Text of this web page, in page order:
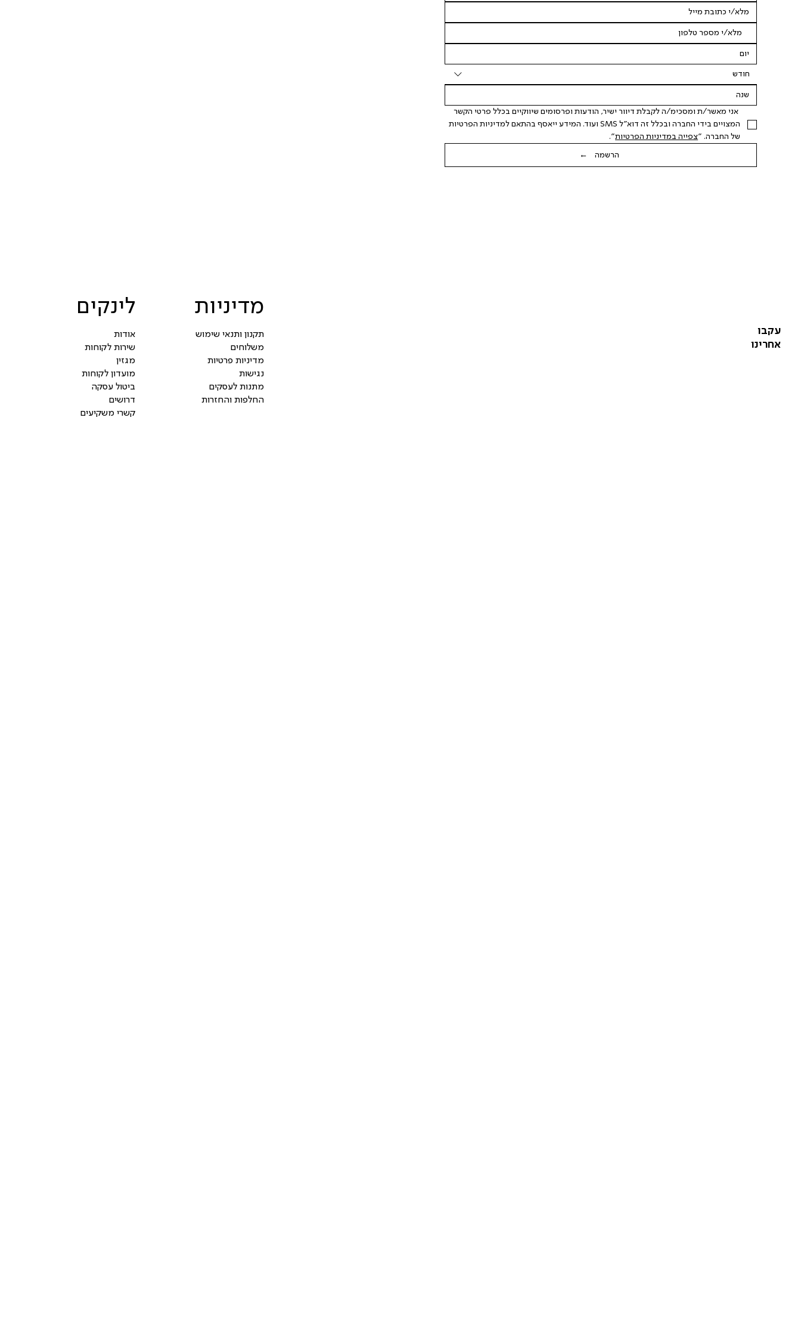
מדיניות
תקנון ותנאי שימוש
משלוחים
מדיניות פרטיות
נגישות
מתנות לעסקים
החלפות והחזרות
לינקים
אודות
שירות לקוחות
מגזין
מועדון לקוחות
ביטול עסקה
דרושים
קשרי משקיעים
עקבו
אחרינו
חודש
אני מאשר/ת ומסכימ/ה לקבלת דיוור ישיר, הודעות ופרסומים שיווקיים בכלל פרטי הקשר
המצויים בידי החברה ובכלל זה דוא"ל SMS ועוד. המידע ייאסף בהתאם למדיניות הפרטיות
של החברה. "צפייה במדיניות הפרטיות".
הרשמה ←